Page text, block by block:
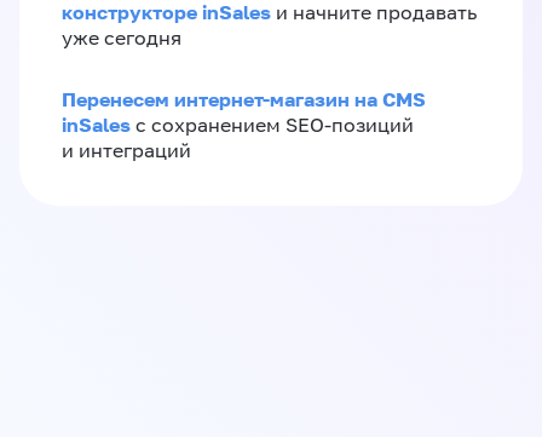
конструкторе inSales и начните продавать
уже сегодня
Перенесем интернет-магазин на CMS
inSales с сохранением SEO-позиций
и интеграций